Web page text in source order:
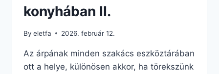
konyhában II.
By eletfa 2026. február 12.
Az árpának minden szakács eszköztárában
ott a helye, különösen akkor, ha törekszünk